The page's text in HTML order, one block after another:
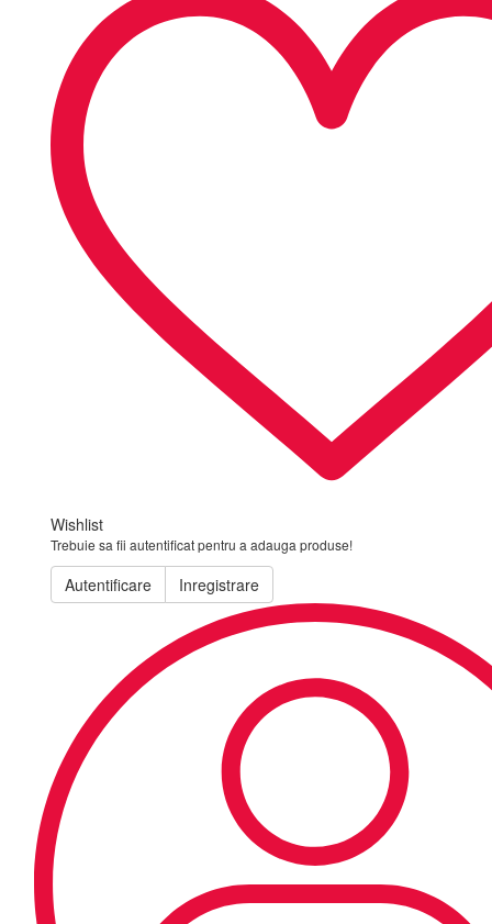
Wishlist
Trebuie sa fii autentificat pentru a adauga produse!
Autentificare Inregistrare